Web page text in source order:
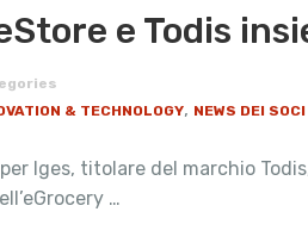
e Todis
& TECHNOLOGY, NEWS DEI SOCI
Iges, titolare del marchio
…